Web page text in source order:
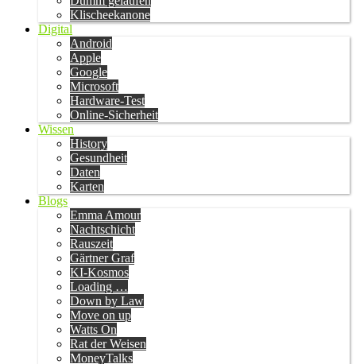
Klischeekanone
Digital
Android
Apple
Google
Microsoft
Hardware-Test
Online-Sicherheit
Wissen
History
Gesundheit
Daten
Karten
Blogs
Emma Amour
Nachtschicht
Rauszeit
Gärtner Graf
KI-Kosmos
Loading …
Down by Law
Move on up
Watts On
Rat der Weisen
MoneyTalks